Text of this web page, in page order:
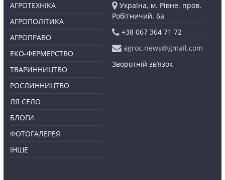
АГРОТЕХНІКА
АГРОПОЛІТИКА
АГРОПРАВО
ЕКО-ФЕРМЕРСТВО
ТВАРИННИЦТВО
РОСЛИННИЦТВО
ЛЯ СЕЛО
БЛОГИ
ФОТОГАЛЕРЕЯ
ІНШЕ
Україна, м. Рівне, пров.
Робітничий, 6а
+38 067 364 71 72
agroc.news@gmail.com
Зворотній зв’язок